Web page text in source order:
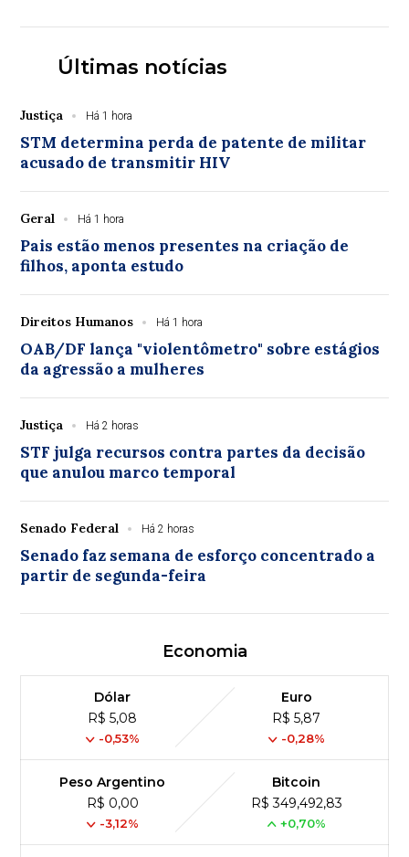
Últimas notícias
Justiça Há 1 hora
STM determina perda de patente de militar
acusado de transmitir HIV
Geral Há 1 hora
Pais estão menos presentes na criação de
filhos, aponta estudo
Direitos Humanos Há 1 hora
OAB/DF lança "violentômetro" sobre estágios
da agressão a mulheres
Justiça Há 2 horas
STF julga recursos contra partes da decisão
que anulou marco temporal
Senado Federal Há 2 horas
Senado faz semana de esforço concentrado a
partir de segunda-feira
Economia
Dólar
R$ 5,08
-0,53%
Euro
R$ 5,87
-0,28%
Peso Argentino
R$ 0,00
-3,12%
Bitcoin
R$ 349,492,83
+0,70%